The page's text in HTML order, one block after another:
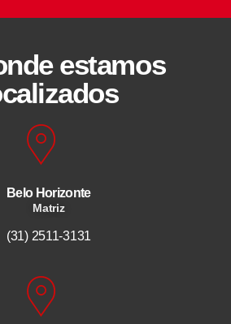
estamos
Belo Horizonte
Matriz
(31) 2511-3131